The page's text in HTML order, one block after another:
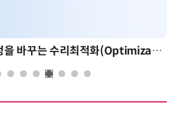
AI 시대의 의사결정을 바꾸는 수리최적화(Optimization): 실제 산업 적용 사례와 활용 전략